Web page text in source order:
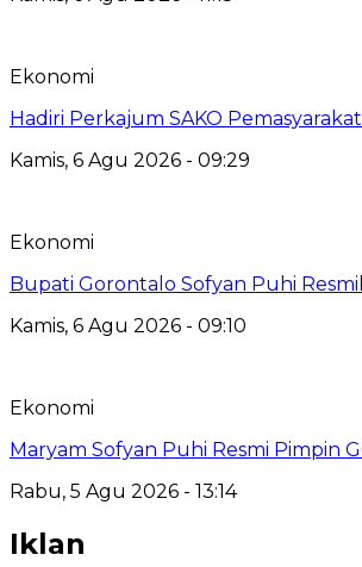
Ekonomi
Hadiri Perkajum SAKO
Kamis, 6 Agu 2026 - 09:29
Ekonomi
Bupati Gorontalo Sofyan Puhi
Kamis, 6 Agu 2026 - 09:10
Ekonomi
Maryam Sofyan Puhi Resmi Pimpin
Rabu, 5 Agu 2026 - 13:14
Iklan